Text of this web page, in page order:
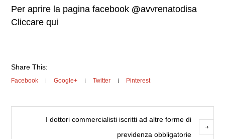
Per aprire la pagina facebook @avvrenatodisa
Cliccare qui
Share This:
Facebook Google+ Twitter Pinterest
I dottori commercialisti iscritti ad altre forme di
previdenza obbligatorie